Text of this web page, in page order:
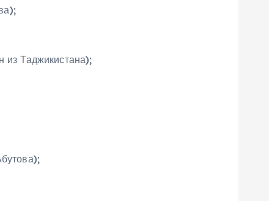
из Таджикистана);